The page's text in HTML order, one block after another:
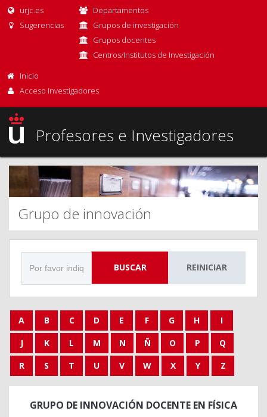
urjc.es
Sugerencias
Departamentos
Grupos de investigación
Grupos docentes
Centros/Institutos de Investigación
Inicio
Acceso Investigadores
Profesores e Investigadores
Grupo de innovación
BUSCAR REINICIAR
A B C D E F G H
I
J
K L M N Ñ O P
Q
R
S T U V W X Y Z
GRUPO DE INNOVACIÓN DOCENTE EN FÍSICA